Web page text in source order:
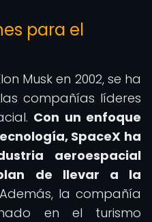
para el
Musk en 2002, se ha
compañías líderes
Con un enfoque
SpaceX ha
aeroespacial
de llevar a la
Además, la compañía
en el turismo